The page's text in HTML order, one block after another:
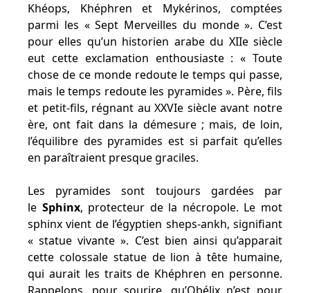
Khéops, Khéphren et Mykérinos, comptées
parmi les « Sept Merveilles du monde ». C’est
pour elles qu’un historien arabe du XIIe siècle
eut cette exclamation enthousiaste : « Toute
chose de ce monde redoute le temps qui passe,
mais le temps redoute les pyramides ». Père, fils
et petit-fils, régnant au XXVIe siècle avant notre
ère, ont fait dans la démesure ; mais, de loin,
l’équilibre des pyramides est si parfait qu’elles
en paraîtraient presque graciles.
Les pyramides sont toujours gardées par
le Sphinx, protecteur de la nécropole. Le mot
sphinx vient de l’égyptien sheps-ankh, signifiant
« statue vivante ». C’est bien ainsi qu’apparait
cette colossale statue de lion à tête humaine,
qui aurait les traits de Khéphren en personne.